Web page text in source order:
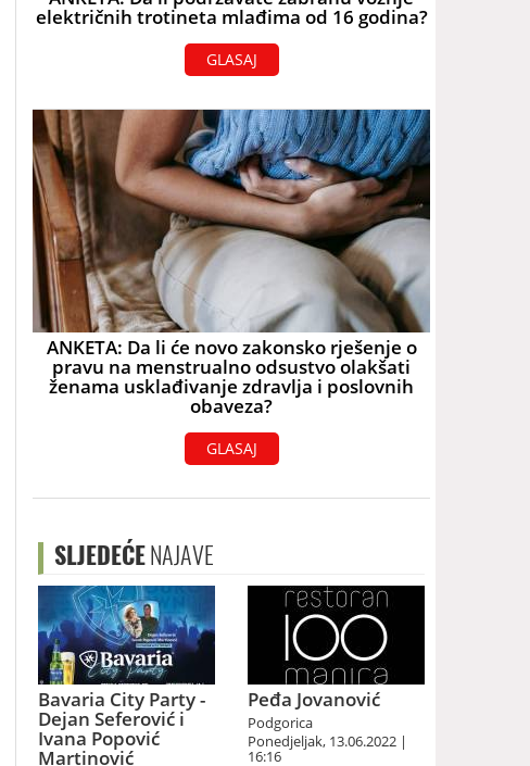
električnih trotineta mlađima od 16 godina?
GLASAJ
ANKETA: Da li će novo zakonsko rješenje o
pravu na menstrualno odsustvo olakšati
ženama usklađivanje zdravlja i poslovnih
obaveza?
GLASAJ
SLJEDEĆENAJAVE
Bavaria City Party -
Dejan Seferović i
Ivana Popović
Martinović
Peđa Jovanović
Podgorica
Ponedjeljak, 13.06.2022 |
16:16